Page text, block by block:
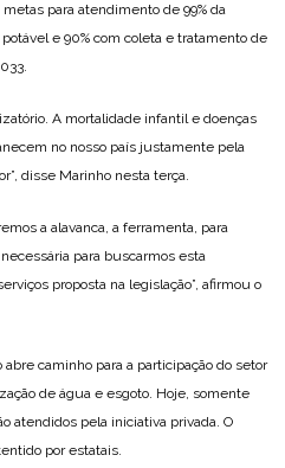
para atendimento de 99% da
e 90% com coleta e tratamento de
A mortalidade infantil e doenças
no nosso país justamente pela
disse Marinho nesta terça.
a alavanca, a ferramenta, para
para buscarmos esta
proposta na legislação”, afirmou o
abre caminho para a participação do setor
de água e esgoto. Hoje, somente
atendidos pela iniciativa privada. O
por estatais.